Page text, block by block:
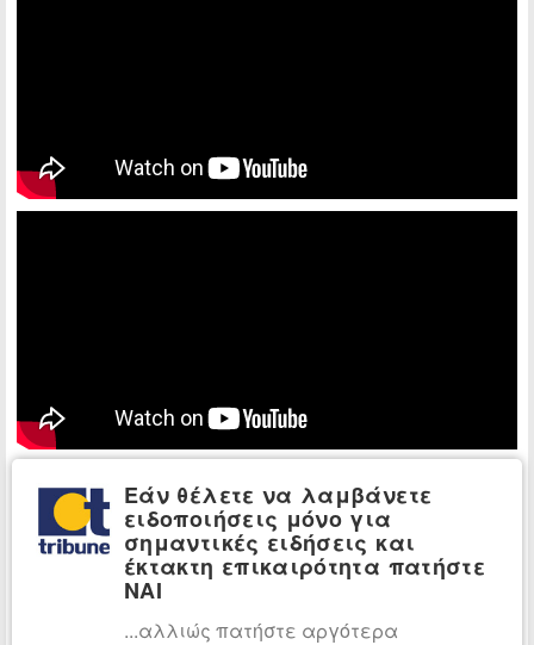
Εάν θέλετε να λαμβάνετε
ειδοποιήσεις μόνο για
σημαντικές ειδήσεις και
έκτακτη επικαιρότητα πατήστε
ΝΑΙ
...αλλιώς πατήστε αργότερα